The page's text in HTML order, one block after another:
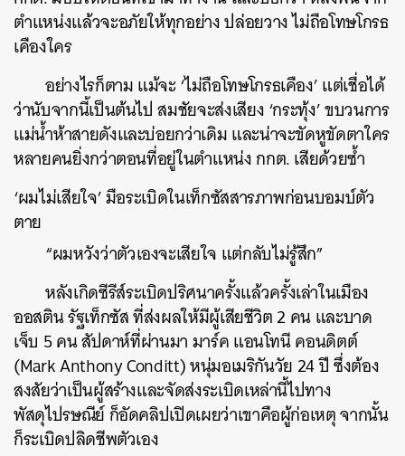
ตำแหน่งแล้วจะอภัยให้ทุกอย่าง ปล่อยวาง ไม่ถือโทษโกรธ
เคืองใคร
อย่างไรก็ตาม แม้จะ ‘ไม่ถือโทษโกรธเคือง’ แต่เชื่อได้
ว่านับจากนี้เป็นต้นไป สมชัยจะส่งเสียง ‘กระทุ้ง’ ขบวนการ
แม่น้ำห้าสายดังและบ่อยกว่าเดิม และน่าจะขัดหูขัดตาใคร
หลายคนยิ่งกว่าตอนที่อยู่ในตำแหน่ง กกต. เสียด้วยซ้ำ
‘ผมไม่เสียใจ’ มือระเบิดในเท็กซัสสารภาพก่อนบอมบ์ตัว
ตาย
“ผมหวังว่าตัวเองจะเสียใจ แต่กลับไม่รู้สึก”
หลังเกิดซีรีส์ระเบิดปริศนาครั้งแล้วครั้งเล่าในเมือง
ออสติน รัฐเท็กซัส ที่ส่งผลให้มีผู้เสียชีวิต 2 คน และบาด
เจ็บ 5 คน สัปดาห์ที่ผ่านมา มาร์ค แอนโทนี คอนดิตต์
(Mark Anthony Conditt) หนุ่มอเมริกันวัย 24 ปี ซึ่งต้อง
สงสัยว่าเป็นผู้สร้างและจัดส่งระเบิดเหล่านี้ไปทาง
พัสดุไปรษณีย์ ก็อัดคลิปเปิดเผยว่าเขาคือผู้ก่อเหตุ จากนั้น
ก็ระเบิดปลิดชีพตัวเอง